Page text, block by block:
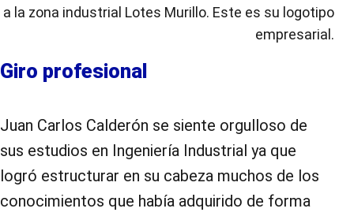
a la zona industrial Lotes Murillo. Este es su logotipo
empresarial.
Giro profesional
Juan Carlos Calderón se siente orgulloso de
sus estudios en Ingeniería Industrial ya que
logró estructurar en su cabeza muchos de los
conocimientos que había adquirido de forma